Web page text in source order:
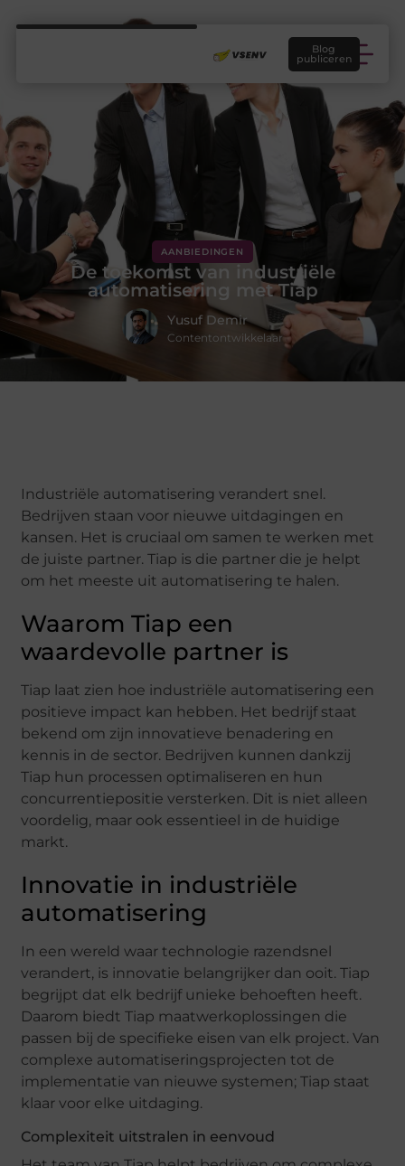
Blog
publiceren
AANBIEDINGEN
De toekomst van industriële
automatisering met Tiap
Yusuf Demir
Contentontwikkelaar
Industriële automatisering verandert snel.
Bedrijven staan voor nieuwe uitdagingen en
kansen. Het is cruciaal om samen te werken met
de juiste partner. Tiap is die partner die je helpt
om het meeste uit automatisering te halen.
Waarom Tiap een
waardevolle partner is
Tiap laat zien hoe industriële automatisering een
positieve impact kan hebben. Het bedrijf staat
bekend om zijn innovatieve benadering en
kennis in de sector. Bedrijven kunnen dankzij
Tiap hun processen optimaliseren en hun
concurrentiepositie versterken. Dit is niet alleen
voordelig, maar ook essentieel in de huidige
markt.
Innovatie in industriële
automatisering
In een wereld waar technologie razendsnel
verandert, is innovatie belangrijker dan ooit. Tiap
begrijpt dat elk bedrijf unieke behoeften heeft.
Daarom biedt Tiap maatwerkoplossingen die
passen bij de specifieke eisen van elk project. Van
complexe automatiseringsprojecten tot de
implementatie van nieuwe systemen; Tiap staat
klaar voor elke uitdaging.
Complexiteit uitstralen in eenvoud